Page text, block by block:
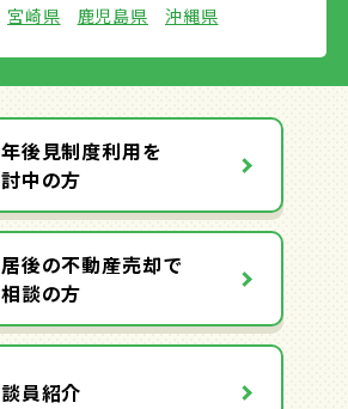
宮崎県 鹿児島県 沖縄県
後見制度利用を
中の方
後の不動産売却で
談の方
員紹介